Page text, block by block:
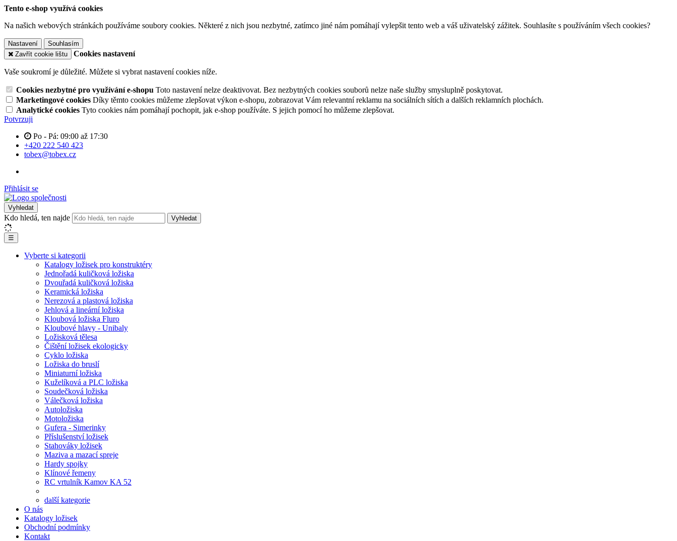
Tento e-shop využívá cookies
Na našich webových stránkách používáme soubory cookies. Některé z nich jsou nezbytné, zatímco jiné nám pomáhají vylepšit tento web a váš uživatelský zážitek. Souhlasíte s používáním všech cookies?
Nastavení
Souhlasím
Zavřít cookie lištu
Cookies nastavení
Vaše soukromí je důležité. Můžete si vybrat nastavení cookies níže.
Cookies nezbytné pro využívání e-shopu Toto nastavení nelze deaktivovat. Bez nezbytných cookies souborů nelze naše služby smysluplně poskytovat.
Marketingové cookies Díky těmto cookies můžeme zlepšovat výkon e-shopu, zobrazovat Vám relevantní reklamu na sociálních sítích a dalších reklamních plochách.
Analytické cookies Tyto cookies nám pomáhají pochopit, jak e-shop používáte. S jejich pomocí ho můžeme zlepšovat.
Potvrzuji
Po - Pá: 09:00 až 17:30
+420 222 540 423
tobex@tobex.cz
Přihlásit se
Vyhledat
Kdo hledá, ten najde Vyhledat
☰
Vyberte si kategorii
Katalogy ložisek pro konstruktéry
Jednořadá kuličková ložiska
Dvouřadá kuličková ložiska
Keramická ložiska
Nerezová a plastová ložiska
Jehlová a lineární ložiska
Kloubová ložiska Fluro
Kloubové hlavy - Unibaly
Ložisková tělesa
Čištění ložisek ekologicky
Cyklo ložiska
Ložiska do bruslí
Miniaturní ložiska
Kuželíková a PLC ložiska
Soudečková ložiska
Válečková ložiska
Autoložiska
Motoložiska
Gufera - Simerinky
Příslušenství ložisek
Stahováky ložisek
Maziva a mazací spreje
Hardy spojky
Klínové řemeny
RC vrtulník Kamov KA 52
další kategorie
O nás
Katalogy ložisek
Obchodní podmínky
Kontakt